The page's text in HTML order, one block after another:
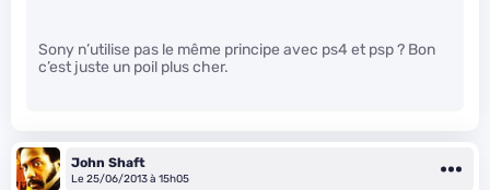
Sony n’utilise pas le même principe avec ps4 et psp ? Bon
c’est juste un poil plus cher.
John Shaft
Le 25/06/2013 à 15h05